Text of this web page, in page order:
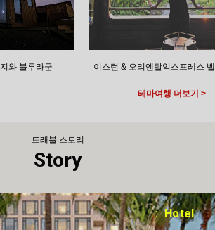
와 블루라군 이스턴 & 오리엔탈익스프레스
테마여행 더보기 >
트래블 스토리
Story
: Hotel